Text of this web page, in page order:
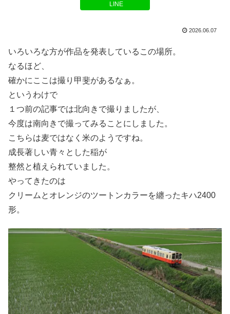
LINE
2026.06.07
いろいろな方が作品を発表しているこの場所。
なるほど、
確かにここは撮り甲斐があるなぁ。
というわけで
１つ前の記事では北向きで撮りましたが、
今度は南向きで撮ってみることにしました。
こちらは麦ではなく米のようですね。
成長著しい青々とした稲が
整然と植えられていました。
やってきたのは
クリームとオレンジのツートンカラーを纏ったキハ2400
形。